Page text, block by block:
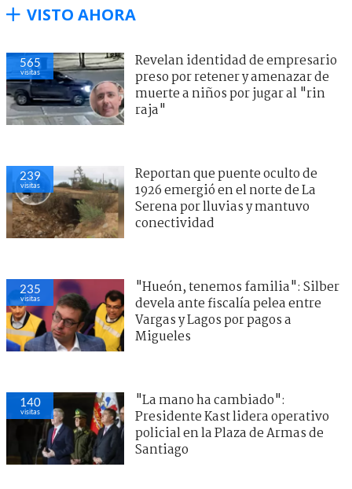
VISTO AHORA
565
visitas
Revelan identidad de empresario
preso por retener y amenazar de
muerte a niños por jugar al "rin
raja"
239
visitas
Reportan que puente oculto de
1926 emergió en el norte de La
Serena por lluvias y mantuvo
conectividad
235
visitas
"Hueón, tenemos familia": Silber
devela ante fiscalía pelea entre
Vargas y Lagos por pagos a
Migueles
140
visitas
"La mano ha cambiado":
Presidente Kast lidera operativo
policial en la Plaza de Armas de
Santiago